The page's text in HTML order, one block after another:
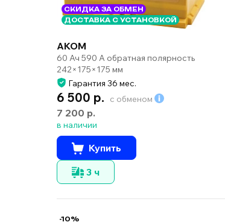
СКИДКА ЗА ОБМЕН
ДОСТАВКА С УСТАНОВКОЙ
AKOM
60 Ач 590 А обратная полярность
242×175×175 мм
Гарантия 36 мес.
6 500 р. с обменом
7 200 р.
в наличии
Купить
3 ч
-10%